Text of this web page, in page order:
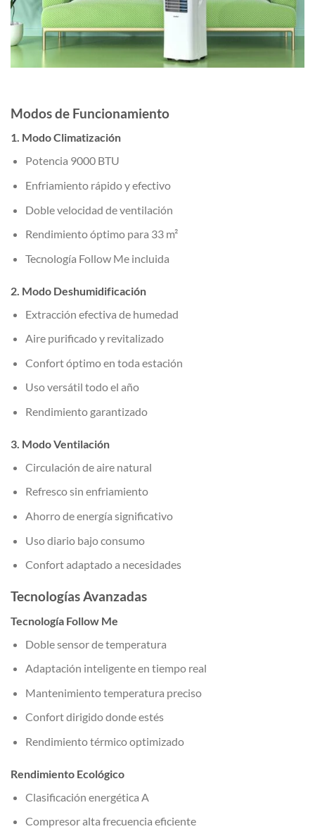
Modos de Funcionamiento
1. Modo Climatización
Potencia 9000 BTU
Enfriamiento rápido y efectivo
Doble velocidad de ventilación
Rendimiento óptimo para 33 m²
Tecnología Follow Me incluida
2. Modo Deshumidificación
Extracción efectiva de humedad
Aire purificado y revitalizado
Confort óptimo en toda estación
Uso versátil todo el año
Rendimiento garantizado
3. Modo Ventilación
Circulación de aire natural
Refresco sin enfriamiento
Ahorro de energía significativo
Uso diario bajo consumo
Confort adaptado a necesidades
Tecnologías Avanzadas
Tecnología Follow Me
Doble sensor de temperatura
Adaptación inteligente en tiempo real
Mantenimiento temperatura preciso
Confort dirigido donde estés
Rendimiento térmico optimizado
Rendimiento Ecológico
Clasificación energética A
Compresor alta frecuencia eficiente